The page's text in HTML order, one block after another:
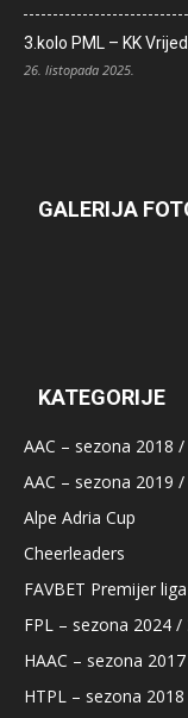
3.kolo PML – KK
26. listopada 2025.
GALERIJA
KATEGORIJE
AAC – sezona 2018
AAC – sezona 2019
Alpe Adria Cup
Cheerleaders
FAVBET Premijer liga
FPL – sezona 2024 /
HAAC – sezona
HTPL – sezona